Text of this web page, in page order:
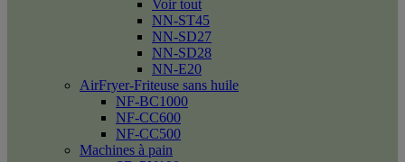
Voir tout
NN-ST45
NN-SD27
NN-SD28
NN-E20
AirFryer-Friteuse sans huile
NF-BC1000
NF-CC600
NF-CC500
Machines à pain